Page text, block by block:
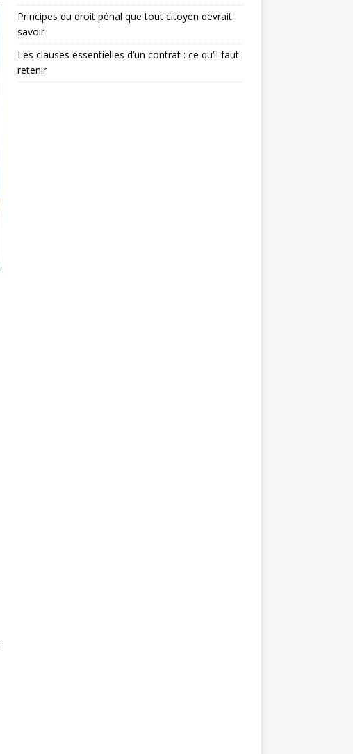
Principes du droit pénal que tout citoyen devrait
savoir
Les clauses essentielles d’un contrat : ce qu’il faut
retenir